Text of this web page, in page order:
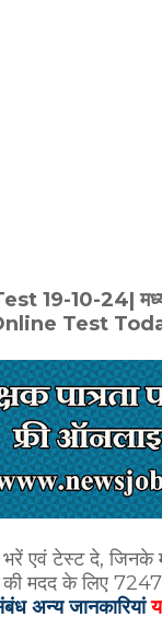
10-24|
Test
एवं टेस्ट दे,
की मदद के लिए
अन्य जानकारियां